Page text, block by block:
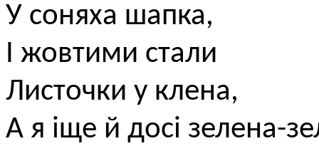
У соняха шапка,
І жовтими стали
Листочки у клена,
А я іще й досі зелена-